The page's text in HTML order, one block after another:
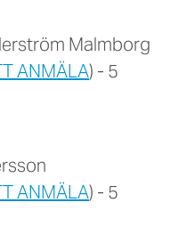
Malmborg
ANMÄLA) - 5
ANMÄLA) - 5